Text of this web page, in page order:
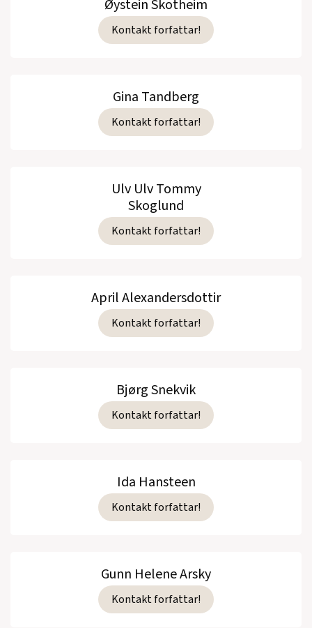
Øystein Skotheim
Kontakt forfattar!
Gina Tandberg
Kontakt forfattar!
Ulv Ulv Tommy
Skoglund
Kontakt forfattar!
April Alexandersdottir
Kontakt forfattar!
Bjørg Snekvik
Kontakt forfattar!
Ida Hansteen
Kontakt forfattar!
Gunn Helene Arsky
Kontakt forfattar!